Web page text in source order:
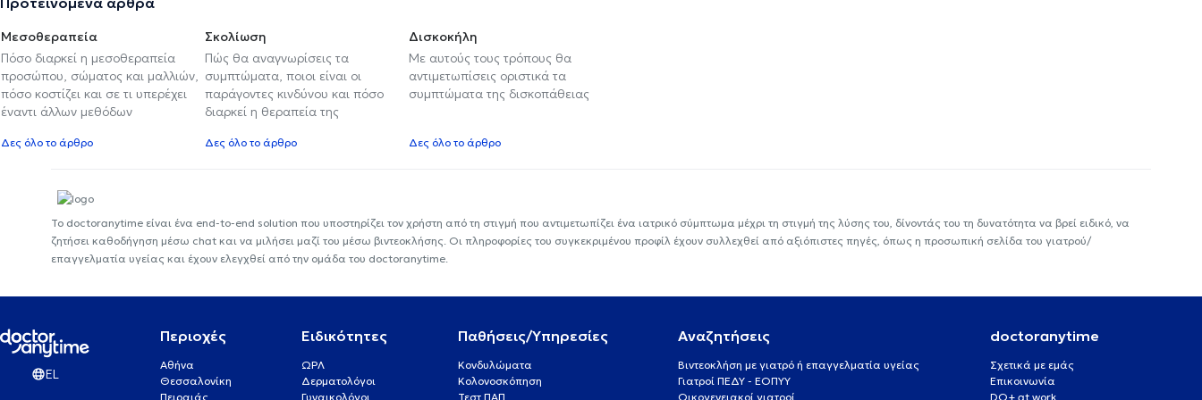
Μεσοθεραπεία
Πόσο διαρκεί η μεσοθεραπεία
προσώπου, σώματος και μαλλιών,
πόσο κοστίζει και σε τι υπερέχει
έναντι άλλων μεθόδων
Δες όλο το άρθρο
Σκολίωση
Πώς θα αναγνωρίσεις τα
συμπτώματα, ποιοι είναι οι
παράγοντες κινδύνου και πόσο
διαρκεί η θεραπεία της
Δες όλο το άρθρο
Δισκοκήλη
Με αυτούς τους τρόπους θα
αντιμετωπίσεις οριστικά τα
συμπτώματα της δισκοπάθειας
Δες όλο το άρθρο
Το doctoranytime είναι ένα end-to-end solution που υποστηρίζει τον χρήστη από τη στιγμή που αντιμετωπίζει ένα ιατρικό σύμπτωμα μέχρι τη στιγμή της λύσης του, δίνοντάς του τη δυνατότητα να βρεί ειδικό, να
ζητήσει καθοδήγηση μέσω chat και να μιλήσει μαζί του μέσω βιντεοκλήσης. Οι πληροφορίες του συγκεκριμένου προφίλ έχουν συλλεχθεί από αξιόπιστες πηγές, όπως η προσωπική σελίδα του γιατρού/
επαγγελματία υγείας και έχουν ελεγχθεί από την ομάδα του doctoranytime.
EL
Περιοχές
Αθήνα
Θεσσαλονίκη
Πειραιάς
Ειδικότητες
ΩΡΛ
Δερματολόγοι
Γυναικολόγοι
Παθήσεις/Υπηρεσίες
Κονδυλώματα
Κολονοσκόπηση
Τεστ ΠΑΠ
Αναζητήσεις
Βιντεοκλήση με γιατρό ή επαγγελματία υγείας
Γιατροί ΠΕΔΥ - ΕΟΠΥΥ
Οικογενειακοί γιατροί
doctoranytime
Σχετικά με εμάς
Επικοινωνία
DO+ at work